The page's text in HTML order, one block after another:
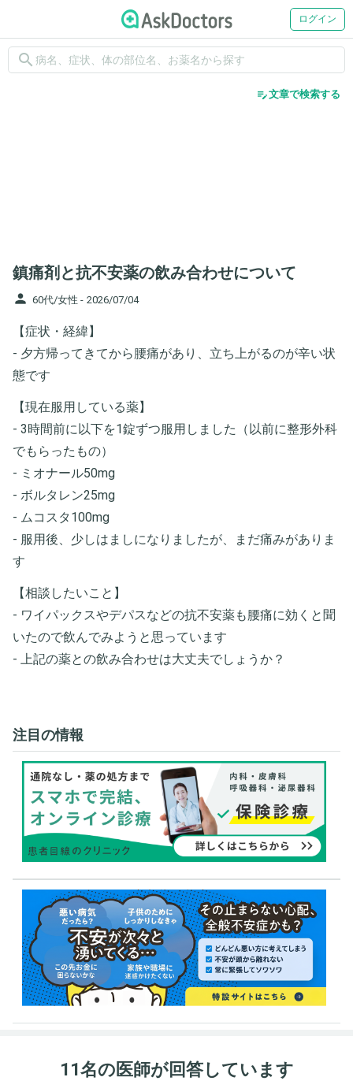
ログイン
search
edit_note文章で検索する
鎮痛剤と抗不安薬の飲み合わせについて
person 60代/女性 - 2026/07/04
【症状・経緯】
- 夕方帰ってきてから腰痛があり、立ち上がるのが辛い状
態です
【現在服用している薬】
- 3時間前に以下を1錠ずつ服用しました（以前に整形外科
でもらったもの）
- ミオナール50mg
- ボルタレン25mg
- ムコスタ100mg
- 服用後、少しはましになりましたが、まだ痛みがありま
す
【相談したいこと】
- ワイパックスやデパスなどの抗不安薬も腰痛に効くと聞
いたので飲んでみようと思っています
- 上記の薬との飲み合わせは大丈夫でしょうか？
注目の情報
11名の医師が回答しています